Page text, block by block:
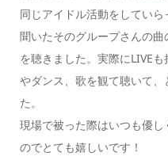
同じアイドル活動をしてい
聞いたそのグループさんの
を聴きました。実際にLIVE
やダンス、歌を観て聴いて
た。
現場で被った際はいつも優
のでとても嬉しいです！